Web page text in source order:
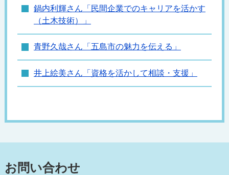
鍋内利輝さん「民間企業でのキャリアを活かす
（土木技術）」
青野久哉さん「五島市の魅力を伝える」
井上絵美さん「資格を活かして相談・支援」
お問い合わせ